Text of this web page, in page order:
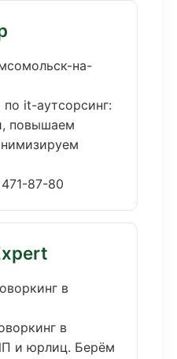
на-
it-аутсорсинг:
повышаем
87-80
в
в
и юрлиц. Берём